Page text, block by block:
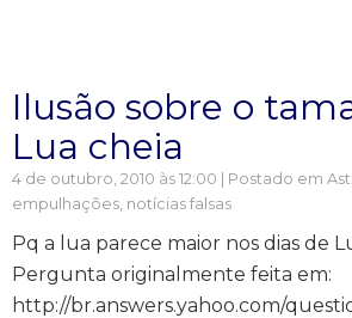
Ilusão sobre o
Lua cheia
4 de outubro, 2010 às 12:00 | Postado em
empulhações, notícias falsas
Pq a lua parece maior nos dias de
Pergunta originalmente feita em:
http://br.answers.yahoo.com/